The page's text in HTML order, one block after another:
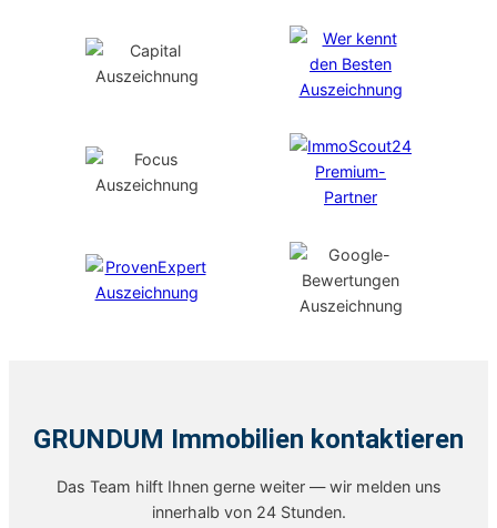
GRUNDUM Immobilien kontaktieren
Das Team hilft Ihnen gerne weiter — wir melden uns
innerhalb von 24 Stunden.